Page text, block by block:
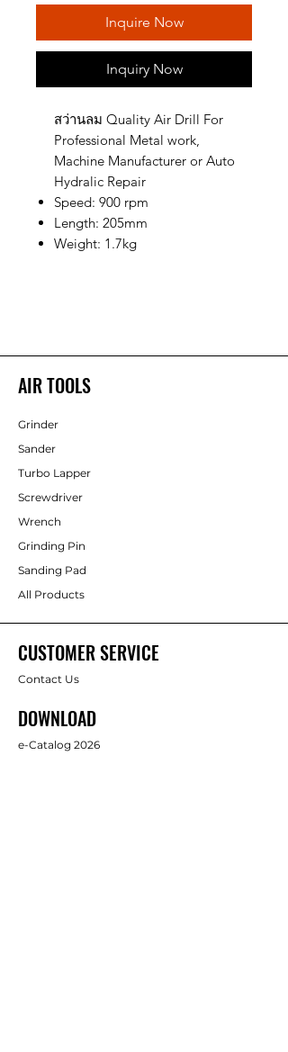
Inquire Now
Inquiry Now
สว่านลม Quality Air Drill For
Professional Metal work,
Machine Manufacturer or Auto
Hydralic Repair
Speed: 900 rpm
Length: 205mm
Weight: 1.7kg
AIR TOOLS
Grinder
Sander
Turbo Lapper
Screwdriver
Wrench
Grinding Pin
Sanding Pad
All Products
CUSTOMER SERVICE
Contact Us
DOWNLOAD
e-Catalog 2026